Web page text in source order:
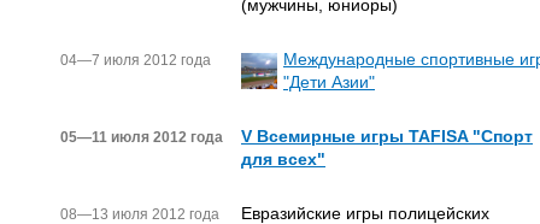
(мужчины, юниоры)
04—7 июля 2012 года
Международные спортивные
"Дети Азии"
05—11 июля 2012 года
V Всемирные игры TAFISA "Спорт
для всех"
08—13 июля 2012 года Евразийские игры полицейских